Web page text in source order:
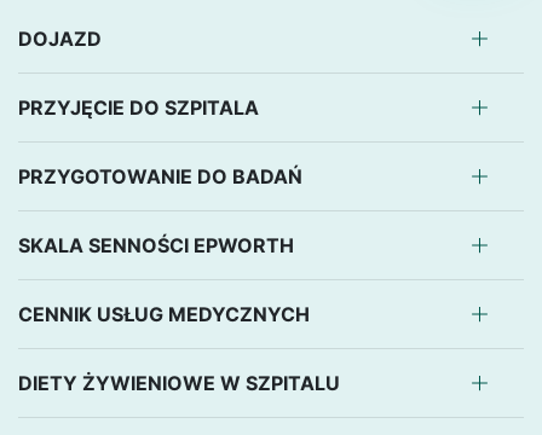
DOJAZD
PRZYJĘCIE DO SZPITALA
PRZYGOTOWANIE DO BADAŃ
SKALA SENNOŚCI EPWORTH
CENNIK USŁUG MEDYCZNYCH
DIETY ŻYWIENIOWE W SZPITALU